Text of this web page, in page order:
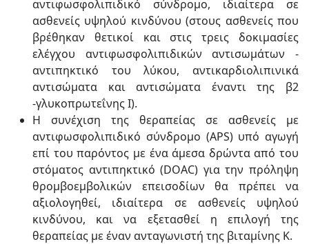
αντιφωσφολιπιδικό σύνδρομο, ιδιαίτερα σε
ασθενείς υψηλού κινδύνου (στους ασθενείς που
βρέθηκαν θετικοί και στις τρεις δοκιμασίες
ελέγχου αντιφωσφολιπιδικών αντισωμάτων -
αντιπηκτικό του λύκου, αντικαρδιολιπινικά
αντισώματα και αντισώματα έναντι της β2
-γλυκοπρωτεΐνης I).
Η συνέχιση της θεραπείας σε ασθενείς με
αντιφωσφολιπιδικό σύνδρομο (APS) υπό αγωγή
επί του παρόντος με ένα άμεσα δρώντα από του
στόματος αντιπηκτικό (DOAC) για την πρόληψη
θρομβοεμβολικών επεισοδίων θα πρέπει να
αξιολογηθεί, ιδιαίτερα σε ασθενείς υψηλού
κινδύνου, και να εξετασθεί η επιλογή της
θεραπείας με έναν ανταγωνιστή της βιταμίνης Κ.